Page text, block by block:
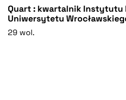
Quart : kwartalnik Instytutu
Uniwersytetu
29 wol.